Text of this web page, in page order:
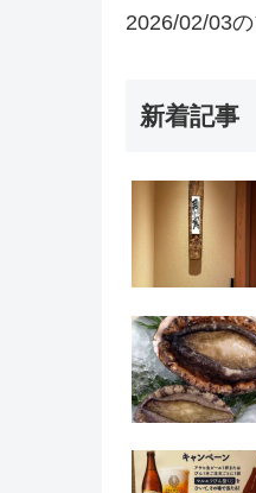
2026/02/03
新着記事